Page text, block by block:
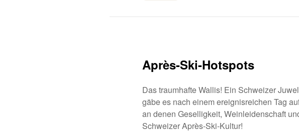
Après-Ski-Hotspots
Das traumhafte Wallis! Ein Schweizer
gäbe es nach einem ereignisreichen Tag
an denen Geselligkeit, Weinleidenschaft
Schweizer Après-Ski-Kultur!